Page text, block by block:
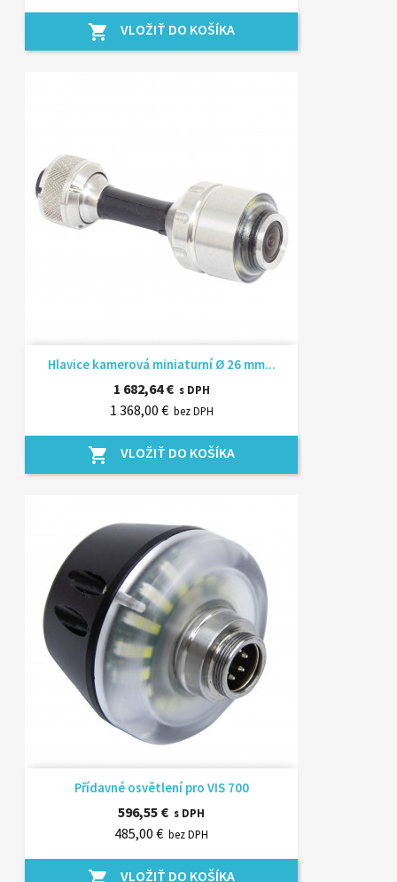
shopping_cart VLOŽIŤ DO KOŠÍKA
Hlavice kamerová miniaturní Ø 26 mm...
1 682,64 € s DPH
1 368,00 € bez DPH
shopping_cart VLOŽIŤ DO KOŠÍKA
Přídavné osvětlení pro VIS 700
596,55 € s DPH
485,00 € bez DPH
VLOŽIŤ DO KOŠÍKA